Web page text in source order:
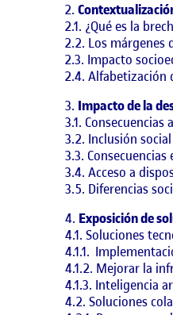
2.1. ¿Qué es la
2.2. Los márgenes
2.3. Impacto
2.4. Alfabetización
Impacto de la
3.1. Consecuencias
3.2. Inclusión
3.3.
3.4. Acceso a
3.5. Diferencias
Exposición de
4.1. Soluciones
4.1.1.
4.1.2. Mejorar la
4.1.3. Inteligencia
4.2. Soluciones